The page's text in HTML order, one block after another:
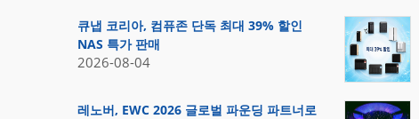
큐냅 코리아, 컴퓨존 단독 최대 39% 할인
NAS 특가 판매
2026-08-04
레노버, EWC 2026 글로벌 파운딩 파트너로